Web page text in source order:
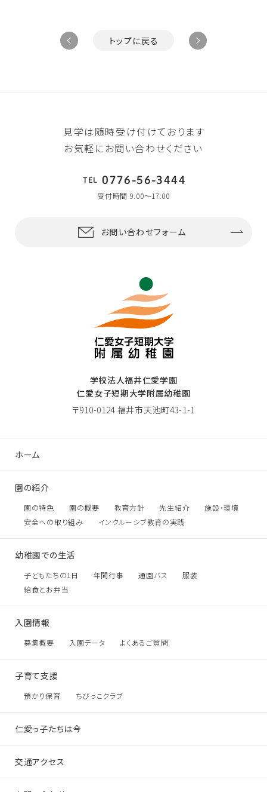
トップに戻る
見学は随時受け付けております
お気軽にお問い合わせください
TEL 0776-56-3444
受付時間 9:00〜17:00
お問い合わせフォーム
学校法人福井仁愛学園
仁愛女子短期大学附属幼稚園
〒910-0124 福井市天池町43-1-1
ホーム
園の紹介
園の特色 園の概要 教育方針 先生紹介
施設・環境
安全への取り組み
インクルーシブ教育の実践
幼稚園での生活
子どもたちの1日 年間行事 通園バス
服装
給食とお弁当
入園情報
募集概要 入園データ よくあるご質問
子育て支援
預かり保育 ちびっこクラブ
仁愛っ子たちは今
交通アクセス